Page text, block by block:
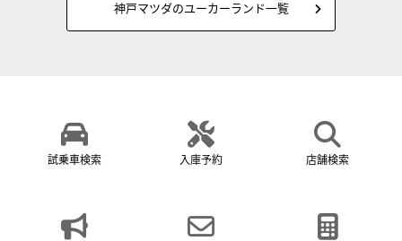
神戸マツダのユーカーランド一覧
試乗車検索 入庫予約 店舗検索